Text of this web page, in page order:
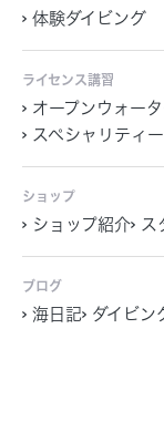
体験ダイビング
ライセンス講習
オープンウォー
スペシャリティー
ショップ
ショップ紹介 ス
ブログ
海日記 ダイビン